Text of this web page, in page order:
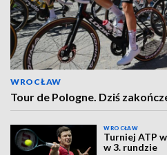
WROCŁAW
Tour de Pologne. Dziś
WROCŁAW
Turniej ATP
w 3. rundzie